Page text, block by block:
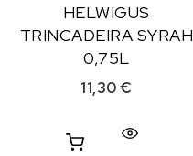
HELWIGUS
TRINCADEIRA SYRAH
0,75L
11,30€